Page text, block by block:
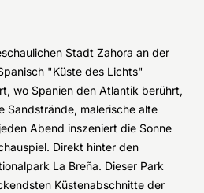
Stadt Zahora an der
"Küste des Lichts"
wo Spanien den Atlantik berührt,
Sandstrände, malerische alte
Abend inszeniert die Sonne
Direkt hinter den
La Breña. Dieser Park
Küstenabschnitte der